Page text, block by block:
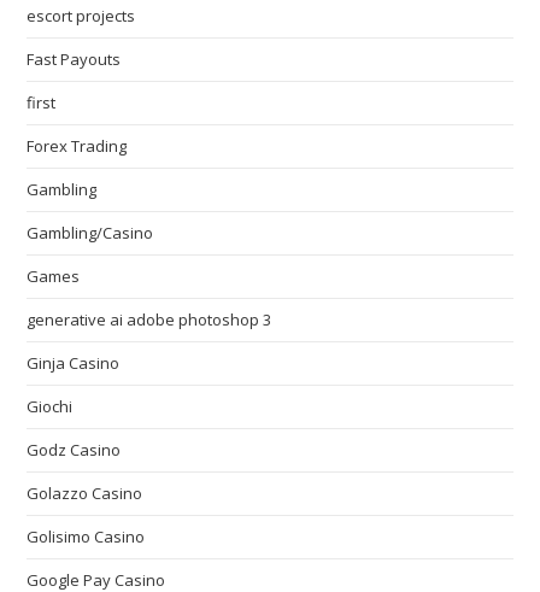
escort projects
Fast Payouts
first
Forex Trading
Gambling
Gambling/Casino
Games
generative ai adobe photoshop 3
Ginja Casino
Giochi
Godz Casino
Golazzo Casino
Golisimo Casino
Google Pay Casino